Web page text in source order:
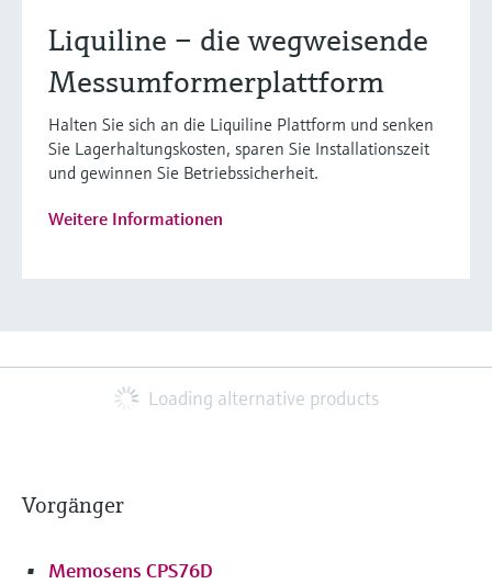
Liquiline – die wegweisende
Messumformerplattform
Halten Sie sich an die Liquiline Plattform und senken
Sie Lagerhaltungskosten, sparen Sie Installationszeit
und gewinnen Sie Betriebssicherheit.
Weitere Informationen
Loading alternative products
Vorgänger
Memosens CPS76D